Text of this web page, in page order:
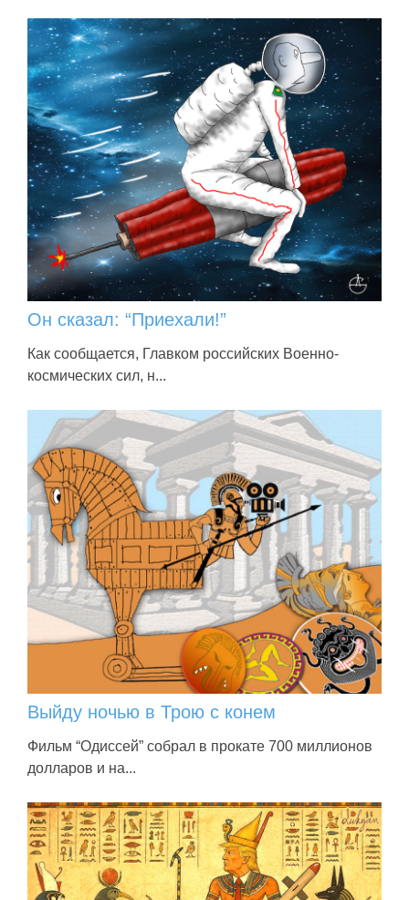
Он сказал: “Приехали!”
Как сообщается, Главком российских Военно-
космических сил, н...
Выйду ночью в Трою с конем
Фильм “Одиссей” собрал в прокате 700 миллионов
долларов и на...